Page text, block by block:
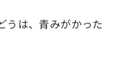
うは、青みがかった